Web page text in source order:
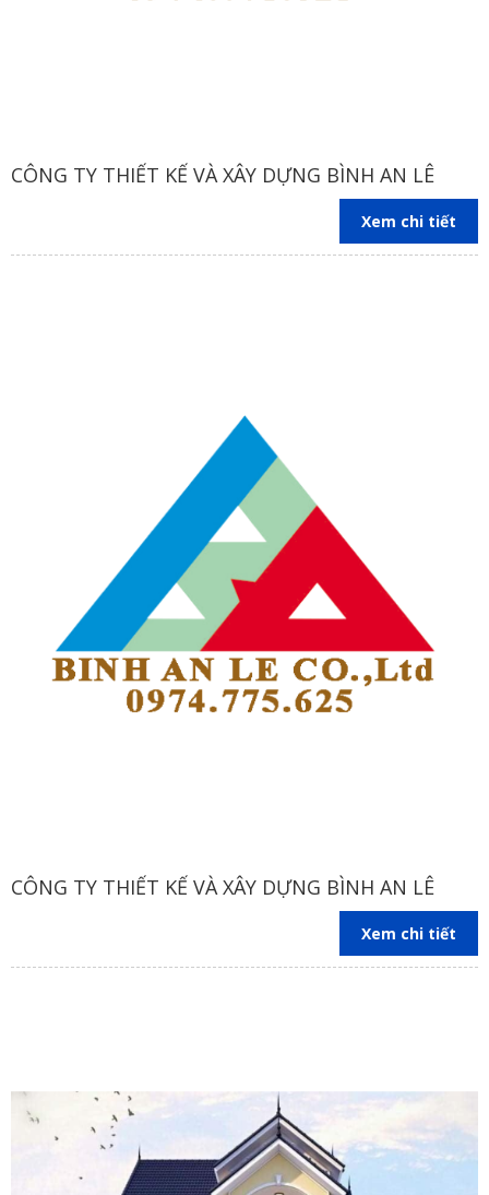
CÔNG TY THIẾT KẾ VÀ XÂY DỰNG BÌNH AN LÊ
Xem chi tiết
CÔNG TY THIẾT KẾ VÀ XÂY DỰNG BÌNH AN LÊ
Xem chi tiết